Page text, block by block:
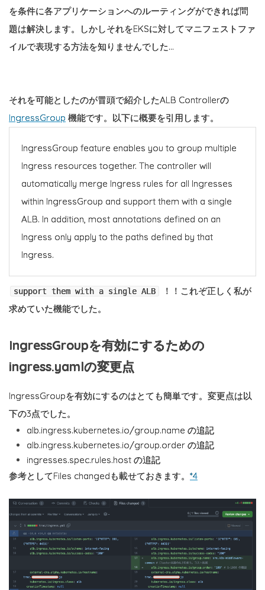
を条件に各アプリケーションへのルーティングができれば問
題は解決します。しかしそれをEKSに対してマニフェストファ
イルで表現する方法を知りませんでした...
それを可能としたのが冒頭で紹介したALB Controllerの
IngressGroup 機能です。以下に概要を引用します。
IngressGroup feature enables you to group multiple
Ingress resources together. The controller will
automatically merge Ingress rules for all Ingresses
within IngressGroup and support them with a single
ALB. In addition, most annotations defined on an
Ingress only apply to the paths defined by that
Ingress.
support them with a single ALB
！！これぞ正しく私が
求めていた機能でした。
IngressGroupを有効にするための
ingress.yamlの変更点
IngressGroupを有効にするのはとても簡単です。変更点は以
下の3点でした。
alb.ingress.kubernetes.io/group.name の追記
alb.ingress.kubernetes.io/group.order の追記
ingresses.spec.rules.host の追記
参考としてFiles changedも載せておきます。 *4